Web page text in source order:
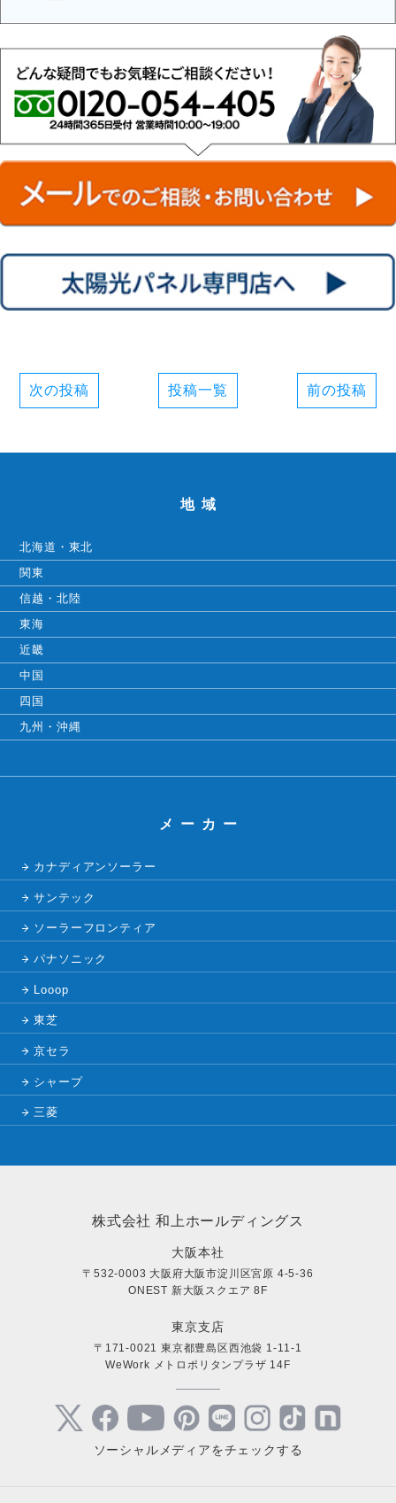
次の投稿 投稿一覧 前の投稿
地域
北海道・東北
関東
信越・北陸
東海
近畿
中国
四国
九州・沖縄
メーカー
カナディアンソーラー
サンテック
ソーラーフロンティア
パナソニック
Looop
東芝
京セラ
シャープ
三菱
株式会社 和上ホールディングス
大阪本社
〒532-0003 大阪府大阪市淀川区宮原 4-5-36
ONEST 新大阪スクエア 8F
東京支店
〒171-0021 東京都豊島区西池袋 1-11-1
WeWork メトロポリタンプラザ 14F
ソーシャルメディアをチェックする